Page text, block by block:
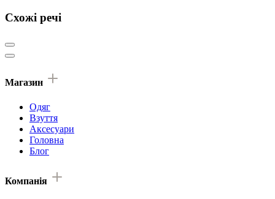
Схожі речі
Магазин
Одяг
Взуття
Аксесуари
Головна
Блог
Компанія